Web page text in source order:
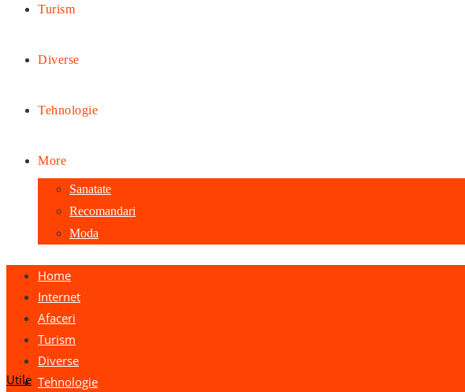
Turism
Diverse
Tehnologie
More
Sanatate
Recomandari
Moda
Home
Internet
Afaceri
Turism
Diverse
Tehnologie
Utile